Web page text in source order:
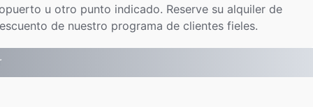
u otro punto indicado. Reserve su alquiler de
de nuestro programa de clientes fieles.